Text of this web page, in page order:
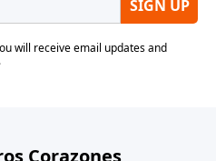
Corazones